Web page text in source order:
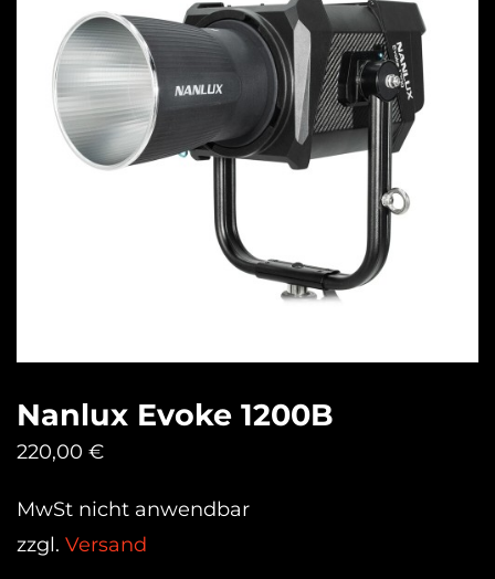
Nanlux Evoke 1200B
220,00 €
MwSt nicht anwendbar
zzgl. Versand